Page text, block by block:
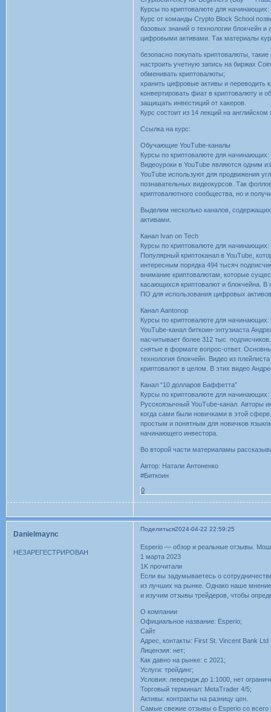
Курсы по криптовалюте для начинающих:
Курс от команды Crypto Block School
базовых знаний о технологии блокчейн
цифровыми активами. Так материалы
безопасно покупать криптовалюты,
настроить учетную запись на биржах
обменивать криптовалюты;
хранить цифровые активы и переводить
конвертировать фиат в криптовалюту и
защищать инвестиций от хакеров.
Курс состоит из 14 лекций на
Ссылка на курс:
Обучающие YouTube-каналы
Курсы по криптовалюте для начинающих:
Видеоуроки в YouTube являются одним
YouTube используют для продвижения
познавательных видеокурсов. Так
криптовалютного сообщества, но и
Выделим несколько каналов,
активами.
Канал Ivan on Tech
Курсы по криптовалюте для начинающих:
Популярный криптоканал в YouTube,
интересным порядка 494 тысяч
внимание криптовалютам, которые
касающихся криптовалют и блокчейна. В
ПО для использования цифровых
Канал Aantonop
Курсы по криптовалюте для начинающих:
YouTube-канал биткоин-энтузиаста
насчитывает более 312 тыс.
снятые в формате вопрос-ответ.
технология блокчейн. Видео из
криптовалют в целом. В этих видео
Канал “10 долларов Баффетта”
Курсы по криптовалюте для начинающих:
Русскоязычный YouTube-канал. Авторы
когда сами были новичками в этой
простым и понятным для новичков
начинающего инвестора.
Во второй части материаламы
Автор: Натали Антоненко
#Биткоин
0
Поделиться2024-04-22 22:59:25
Danielmaync
НЕЗАРЕГЕСТРИРОВАН
Esperio — обзор и реальные отзывы.
1 марта 2023
1K прочитали
Если вы задумываетесь о
из лучших на рынке. Однако наше
и изучим отзывы трейдеров, чтобы
О компании
Официальное название: Esperio;
Сайт
Адрес, контакты: First St. Vincent Bank
Лицензия: нет;
Как давно на рынке: с 2021;
Услуги: трейдинг;
Условия: леверидж до 1:1000, нет
Торговый терминал: MetaTrader 4/5;
Активы: контракты на разницу цен.
Самые свежие отзывы о Esperio со всего